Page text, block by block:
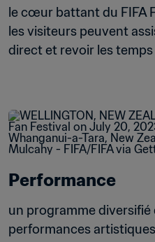
le cœur battant du FIFA
les visiteurs peuvent
direct et revoir les
Performance
un programme diversifié
performances